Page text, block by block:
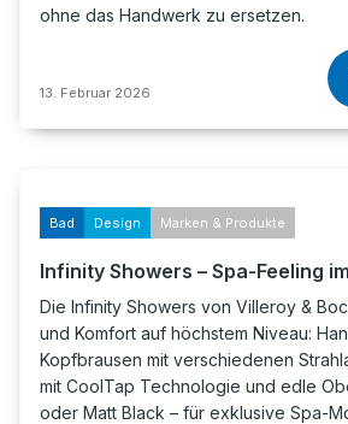
ohne das Handwerk zu ersetzen.
13. Februar 2026
Bad Design Marken & Produkte
Infinity Showers – Spa-Feeling
Die Infinity Showers von Villeroy &
und Komfort auf höchstem Niveau:
Kopfbrausen mit verschiedenen
mit CoolTap Technologie und edle
oder Matt Black – für exklusive Spa-